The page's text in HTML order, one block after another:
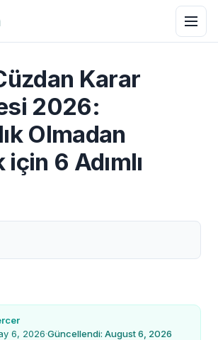
Karar
2026:
Olmadan
6 Adımlı
6, 2026·Güncellendi: August 6, 2026